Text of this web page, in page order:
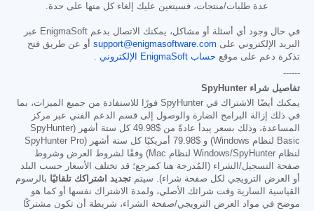
عدة طلبات/منتجات، فسيتعين عليك إلغاء كل منها على حدة.
في حال وجود أي أسئلة أو مشاكل، يمكنك الاتصال بدعم EnigmaSoft عبر
البريد الإلكتروني على support@enigmasoftware.com أو عن طريق فتح
تذكرة دعم على موقع حساب EnigmaSoft الإلكتروني
.
------
تفاصيل شراء SpyHunter
يمكنك أيضًا الاشتراك في SpyHunter فورًا للاستفادة من جميع الميزات، بما
في ذلك إزالة البرامج الضارة والوصول إلى قسم الدعم الفني عبر مركز
المساعدة، وذلك بسعر يبدأ عادةً من $49.98
كل ستة أشهر (SpyHunter
Basic لنظام Windows) و
$79.98
أمريكيًا كل ستة أشهر (SpyHunter Pro
لنظام Windows/SpyHunter لنظام Mac) وفقًا لشروط العرض وشروط
صفحة التسجيل/الشراء (المُدرجة هنا كمرجع؛ قد تختلف الأسعار حسب البلد
أو العرض الترويجي لكل صفحة شراء). سيتم تجديد اشتراكك تلقائيًا بالرسوم
القياسية السارية وقت شرائك الأصلي، ولمدة الاشتراك نفسها أو كما هو
موضح في مواد العرض الترويجي/صفحة الشراء، شريطة أن تكون مشتركًا